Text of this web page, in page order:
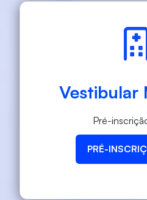
Vestibular
Pré-
PRÉ-